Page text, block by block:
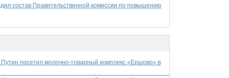
состав Правительственной комиссии по повышению
посетил молочно-товарный комплекс «Ершово» в